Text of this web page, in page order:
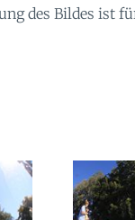
des Bildes ist